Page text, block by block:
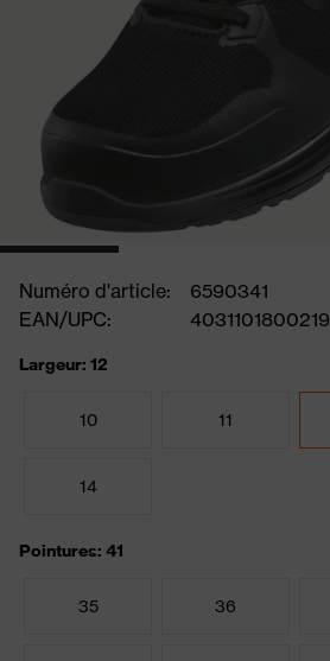
Numéro d'article:
6590341
EAN/UPC:
4031101800219
Largeur: 12
10 11
14
Pointures: 41
35 36